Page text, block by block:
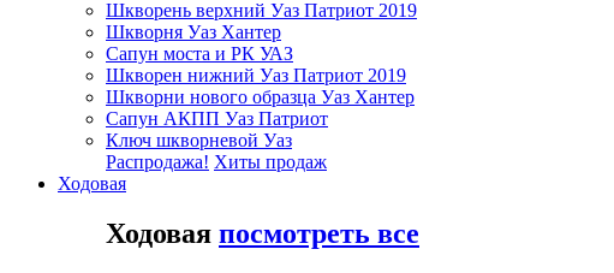
Шкворень верхний Уаз Патриот 2019
Шкворня Уаз Хантер
Сапун моста и РК УАЗ
Шкворен нижний Уаз Патриот 2019
Шкворни нового образца Уаз Хантер
Сапун АКПП Уаз Патриот
Ключ шкворневой Уаз
Распродажа! Хиты продаж
Ходовая
Ходовая посмотреть все